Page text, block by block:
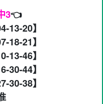
3👈
13-20】
18-21】
13-46】
30-44】
30-38】